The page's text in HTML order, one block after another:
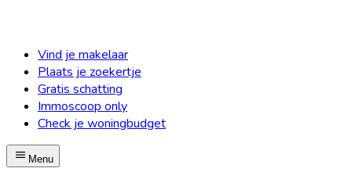
Vind je makelaar
Plaats je zoekertje
Gratis schatting
Immoscoop only
Check je woningbudget
Menu